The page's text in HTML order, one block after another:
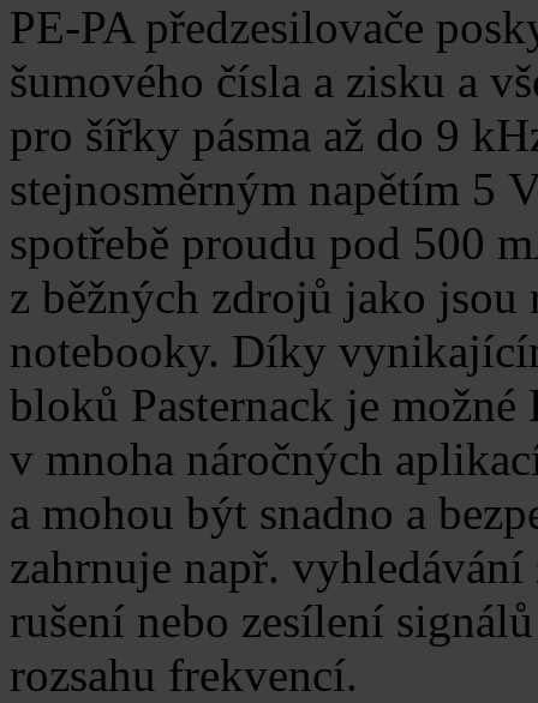
PE-PA předzesilovače
šumového čísla a zisku a
pro šířky pásma až do 9
stejnosměrným napětím 5
spotřebě proudu pod 500
z běžných zdrojů jako
notebooky. Díky
bloků Pasternack je
v mnoha náročných
a mohou být snadno a
zahrnuje např.
rušení nebo zesílení
rozsahu frekvencí.